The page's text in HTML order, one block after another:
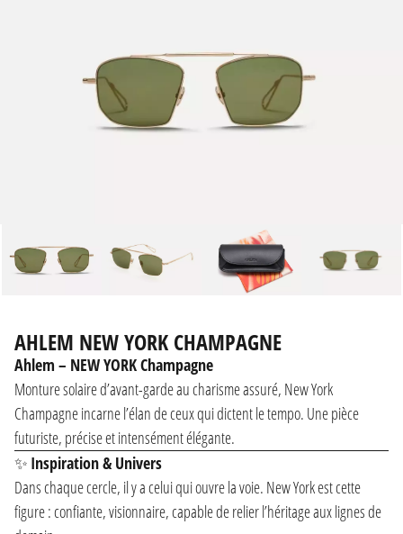
AHLEM NEW YORK CHAMPAGNE
Ahlem – NEW YORK Champagne
Monture solaire d’avant-garde au charisme assuré, New York
Champagne incarne l’élan de ceux qui dictent le tempo. Une pièce
futuriste, précise et intensément élégante.
✨ Inspiration & Univers
Dans chaque cercle, il y a celui qui ouvre la voie. New York est cette
figure : confiante, visionnaire, capable de relier l’héritage aux lignes de